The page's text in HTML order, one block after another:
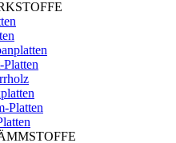
Platten